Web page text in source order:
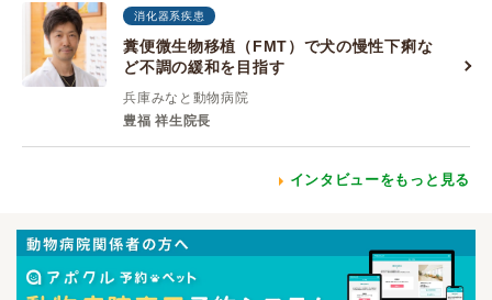
消化器系疾患
糞便微生物移植（FMT）で犬の慢性下痢な
ど不調の緩和を目指す
兵庫みなと動物病院
豊福 祥生院長
インタビューをもっと見る